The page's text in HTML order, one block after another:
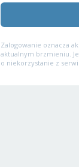
Zalogowanie oznacza
aktualnym brzmieniu.
o niekorzystanie z